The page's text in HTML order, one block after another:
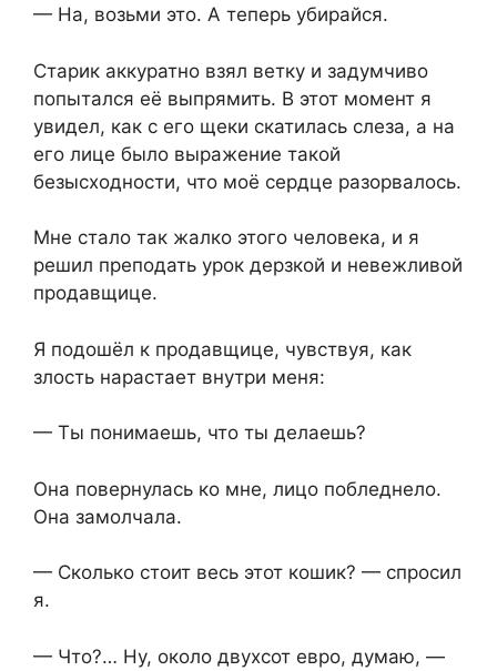
— На, возьми это. А теперь убирайся.
Старик аккуратно взял ветку и задумчиво
попытался её выпрямить. В этот момент я
увидел, как с его щеки скатилась слеза, а на
его лице было выражение такой
безысходности, что моё сердце разорвалось.
Мне стало так жалко этого человека, и я
решил преподать урок дерзкой и невежливой
продавщице.
Я подошёл к продавщице, чувствуя, как
злость нарастает внутри меня:
— Ты понимаешь, что ты делаешь?
Она повернулась ко мне, лицо побледнело.
Она замолчала.
— Сколько стоит весь этот кошик? — спросил
я.
— Что?… Ну, около двухсот евро, думаю, —